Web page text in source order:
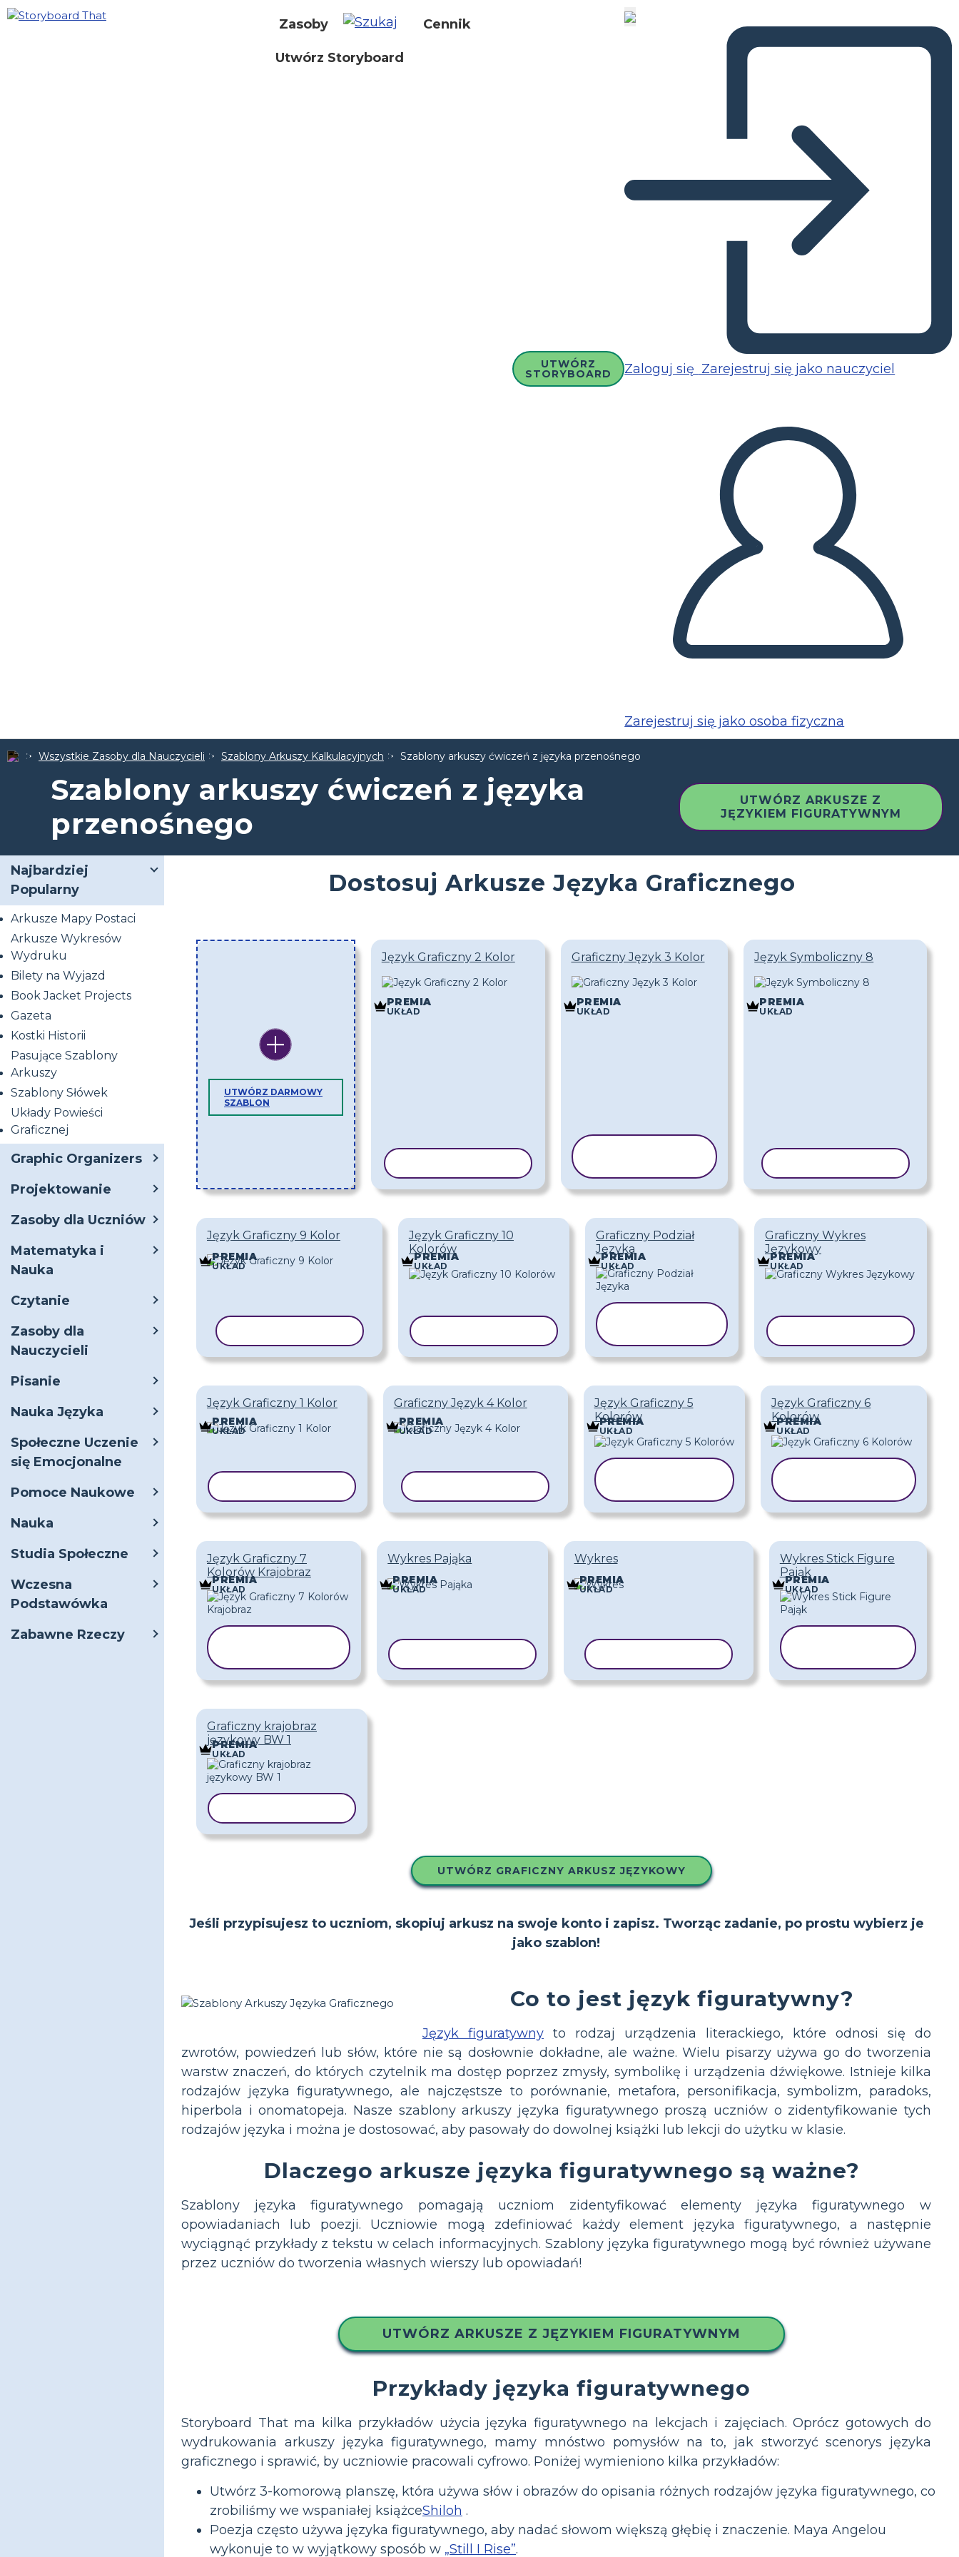
Zasoby Cennik
Utwórz Storyboard
UTWÓRZ
STORYBOARD Zaloguj się Zarejestruj się jako nauczyciel
Zarejestruj się jako osoba fizyczna
Wszystkie Zasoby dla Nauczycieli Szablony Arkuszy Kalkulacyjnych Szablony arkuszy ćwiczeń z języka przenośnego
Szablony arkuszy ćwiczeń z języka
przenośnego
UTWÓRZ ARKUSZE Z
JĘZYKIEM FIGURATYWNYM
Najbardziej
Popularny
Arkusze Mapy Postaci
Arkusze Wykresów
Wydruku
Bilety na Wyjazd
Book Jacket Projects
Gazeta
Kostki Historii
Pasujące Szablony
Arkuszy
Szablony Słówek
Układy Powieści
Graficznej
Graphic Organizers
Projektowanie
Zasoby dla Uczniów
Matematyka i
Nauka
Czytanie
Zasoby dla
Nauczycieli
Pisanie
Nauka Języka
Społeczne Uczenie
się Emocjonalne
Pomoce Naukowe
Nauka
Studia Społeczne
Wczesna
Podstawówka
Zabawne Rzeczy
Dostosuj Arkusze Języka Graficznego
UTWÓRZ DARMOWY
SZABLON
Język Graficzny 2 Kolor
PREMIA
UKŁAD
Graficzny Język 3 Kolor
PREMIA
UKŁAD
Język Symboliczny 8
PREMIA
UKŁAD
Język Graficzny 9 Kolor
PREMIA
UKŁAD
Język Graficzny 10
Kolorów
PREMIA
UKŁAD
Graficzny Podział
Języka
PREMIA
UKŁAD
Graficzny Wykres
Językowy
PREMIA
UKŁAD
Język Graficzny 1 Kolor
PREMIA
UKŁAD
Graficzny Język 4 Kolor
PREMIA
UKŁAD
Język Graficzny 5
Kolorów
PREMIA
UKŁAD
Język Graficzny 6
Kolorów
PREMIA
UKŁAD
Język Graficzny 7
Kolorów Krajobraz
PREMIA
UKŁAD
Wykres Pająka
PREMIA
UKŁAD
Wykres
PREMIA
UKŁAD
Wykres Stick Figure
Pająk
PREMIA
UKŁAD
Graficzny krajobraz
językowy BW 1
PREMIA
UKŁAD
UTWÓRZ GRAFICZNY ARKUSZ JĘZYKOWY
Jeśli przypisujesz to uczniom, skopiuj arkusz na swoje konto i zapisz. Tworząc zadanie, po prostu wybierz je
jako szablon!
Co to jest język figuratywny?
Język figuratywny to rodzaj urządzenia literackiego, które odnosi się do
zwrotów, powiedzeń lub słów, które nie są dosłownie dokładne, ale ważne. Wielu pisarzy używa go do tworzenia
warstw znaczeń, do których czytelnik ma dostęp poprzez zmysły, symbolikę i urządzenia dźwiękowe. Istnieje kilka
rodzajów języka figuratywnego, ale najczęstsze to porównanie, metafora, personifikacja, symbolizm, paradoks,
hiperbola i onomatopeja. Nasze szablony arkuszy języka figuratywnego proszą uczniów o zidentyfikowanie tych
rodzajów języka i można je dostosować, aby pasowały do dowolnej książki lub lekcji do użytku w klasie.
Dlaczego arkusze języka figuratywnego są ważne?
Szablony języka figuratywnego pomagają uczniom zidentyfikować elementy języka figuratywnego w
opowiadaniach lub poezji. Uczniowie mogą zdefiniować każdy element języka figuratywnego, a następnie
wyciągnąć przykłady z tekstu w celach informacyjnych. Szablony języka figuratywnego mogą być również używane
przez uczniów do tworzenia własnych wierszy lub opowiadań!
UTWÓRZ ARKUSZE Z JĘZYKIEM FIGURATYWNYM
Przykłady języka figuratywnego
Storyboard That ma kilka przykładów użycia języka figuratywnego na lekcjach i zajęciach. Oprócz gotowych do
wydrukowania arkuszy języka figuratywnego, mamy mnóstwo pomysłów na to, jak stworzyć scenorys języka
graficznego i sprawić, by uczniowie pracowali cyfrowo. Poniżej wymieniono kilka przykładów:
Utwórz 3-komorową planszę, która używa słów i obrazów do opisania różnych rodzajów języka figuratywnego, co
zrobiliśmy we wspaniałej książceShiloh .
Poezja często używa języka figuratywnego, aby nadać słowom większą głębię i znaczenie. Maya Angelou
wykonuje to w wyjątkowy sposób w „Still I Rise”.